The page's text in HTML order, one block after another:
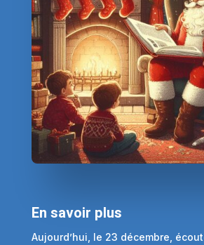
En savoir plus
Aujourd’hui, le 23 décembre,